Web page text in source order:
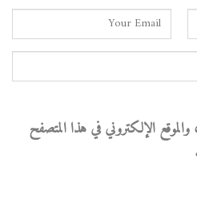
الإلكتروني في هذا المتصفح